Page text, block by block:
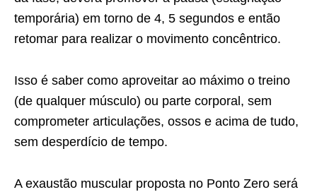
temporária) em torno de 4, 5 segundos e então
retomar para realizar o movimento concêntrico.
Isso é saber como aproveitar ao máximo o treino
(de qualquer músculo) ou parte corporal, sem
comprometer articulações, ossos e acima de tudo,
sem desperdício de tempo.
A exaustão muscular proposta no Ponto Zero será